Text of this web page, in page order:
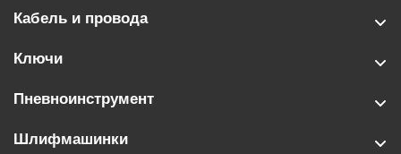
Кабель и провода
Ключи
Пневноинструмент
Шлифмашинки